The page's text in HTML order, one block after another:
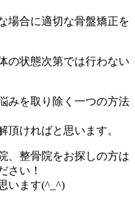
場合に適切な骨盤矯正を
の状態次第では行わない
みを取り除く一つの方法
頂ければと思います。
、整骨院をお探しの方は
さい！
います(^_^)